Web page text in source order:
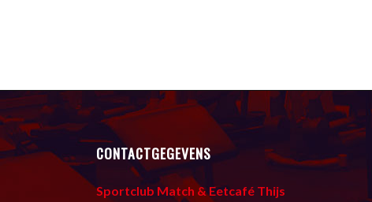
CONTACTGEGEVENS
Sportclub Match & Eetcafé Thijs